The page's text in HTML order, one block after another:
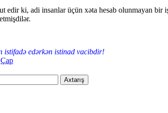
edir ki, adi insanlar üçün xəta hesab olunmayan
istifadə edərkən istinad vacibdir!
Çap
Axtarış